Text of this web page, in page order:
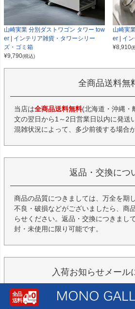
山崎実業 分別ダストワゴン タワー tow
er | インテリア雑貨・タワーシリー
ズ・ゴミ箱
¥9,790(税込)
山崎実
er | イ
¥8,910(
全商品送料無
当店は全商品送料無料(北海道・沖縄・
文の翌日から1～2日営業日以内に発送
混雑状況によって、多少前後する場合
返品・交換につ
商品の品質につきましては、万全を期
不良・破損などがございましたら、商
らせください。返品・交換につきまし
封・未使用に限り可能です。
入荷お知らせメール
入荷お知らせボタンを押下して、メ